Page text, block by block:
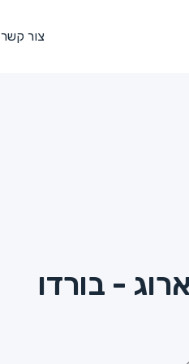
צור קשר
- בורדו